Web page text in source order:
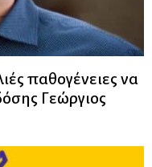
παθογένειες να
Γεώργιος